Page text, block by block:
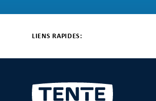
LIENS RAPIDES: